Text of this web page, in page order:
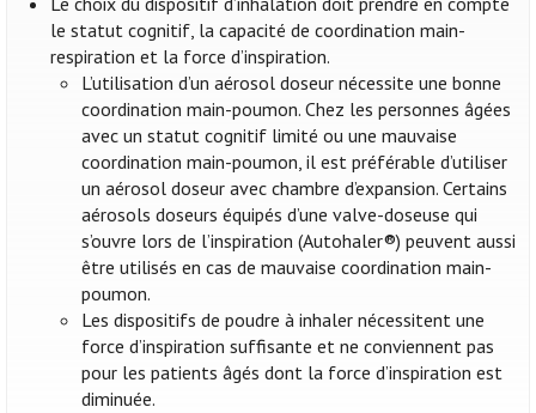
le statut cognitif, la capacité de coordination main-
respiration et la force d’inspiration.
L’utilisation d’un aérosol doseur nécessite une bonne
coordination main-poumon. Chez les personnes âgées
avec un statut cognitif limité ou une mauvaise
coordination main-poumon, il est préférable d’utiliser
un aérosol doseur avec chambre d’expansion. Certains
aérosols doseurs équipés d’une valve-doseuse qui
s’ouvre lors de l’inspiration (Autohaler®) peuvent aussi
être utilisés en cas de mauvaise coordination main-
poumon.
Les dispositifs de poudre à inhaler nécessitent une
force d’inspiration suffisante et ne conviennent pas
pour les patients âgés dont la force d’inspiration est
diminuée.